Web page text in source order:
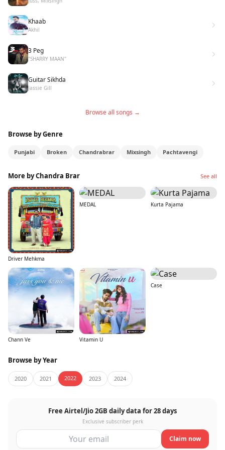
Khaab
Akhil
3 Peg
"SHARRY MAAN"
Guitar Sikhda
Jassie Gill
Browse all songs →
Browse by Genre
Punjabi Broken Chandrabrar Mixsingh Pachtavengi
More by Chandra Brar See all
Driver Mehkma
MEDAL Kurta Pajama
Chann Ve Vitamin U
Case
Browse by Year
2020 2021 2022 2023 2024
Free Airtel/Jio 2GB daily data for 28 days
Exclusive subscriber perk
Claim now